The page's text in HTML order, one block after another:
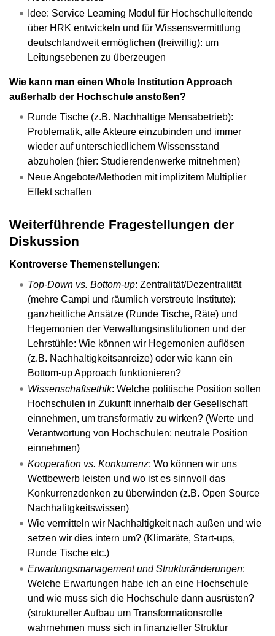
Idee: Service Learning Modul für Hochschulleitende
über HRK entwickeln und für Wissensvermittlung
deutschlandweit ermöglichen (freiwillig): um
Leitungsebenen zu überzeugen
Wie kann man einen Whole Institution Approach
außerhalb der Hochschule anstoßen?
Runde Tische (z.B. Nachhaltige Mensabetrieb):
Problematik, alle Akteure einzubinden und immer
wieder auf unterschiedlichem Wissensstand
abzuholen (hier: Studierendenwerke mitnehmen)
Neue Angebote/Methoden mit implizitem Multiplier
Effekt schaffen
Weiterführende Fragestellungen der
Diskussion
Kontroverse Themenstellungen:
Top-Down vs. Bottom-up: Zentralität/Dezentralität
(mehre Campi und räumlich verstreute Institute):
ganzheitliche Ansätze (Runde Tische, Räte) und
Hegemonien der Verwaltungsinstitutionen und der
Lehrstühle: Wie können wir Hegemonien auflösen
(z.B. Nachhaltigkeitsanreize) oder wie kann ein
Bottom-up Approach funktionieren?
Wissenschaftsethik: Welche politische Position sollen
Hochschulen in Zukunft innerhalb der Gesellschaft
einnehmen, um transformativ zu wirken? (Werte und
Verantwortung von Hochschulen: neutrale Position
einnehmen)
Kooperation vs. Konkurrenz: Wo können wir uns
Wettbewerb leisten und wo ist es sinnvoll das
Konkurrenzdenken zu überwinden (z.B. Open Source
Nachhalitgkeitswissen)
Wie vermitteln wir Nachhaltigkeit nach außen und wie
setzen wir dies intern um? (Klimaräte, Start-ups,
Runde Tische etc.)
Erwartungsmanagement und Strukturänderungen:
Welche Erwartungen habe ich an eine Hochschule
und wie muss sich die Hochschule dann ausrüsten?
(struktureller Aufbau um Transformationsrolle
wahrnehmen muss sich in finanzieller Struktur